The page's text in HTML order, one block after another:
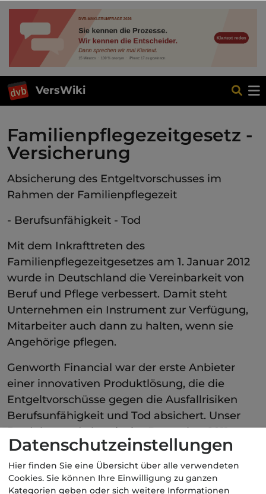
VersWiki
Familienpflegezeitgesetz -
Versicherung
Absicherung des Entgeltvorschusses im
Rahmen der Familienpflegezeit
- Berufsunfähigkeit - Tod
Mit dem Inkrafttreten des
Familienpflegezeitgesetzes am 1. Januar 2012
wurde in Deutschland die Vereinbarkeit von
Beruf und Pflege verbessert. Damit steht
Unternehmen ein Instrument zur Verfügung,
Mitarbeiter auch dann zu halten, wenn sie
Angehörige pflegen.
Genworth Financial war der erste Anbieter
einer innovativen Produktlösung, die die
Entgeltvorschüsse gegen die Ausfallrisiken
Berufsunfähigkeit und Tod absichert. Unser
Produkt wurde bereits im Dezember 2011 vom
BAFzA zertifiziert.[1]
Kategorie: Arbeitskraftabsicherung
Datenschutzeinstellungen
Hier finden Sie eine Übersicht über alle verwendeten
Cookies. Sie können Ihre Einwilligung zu ganzen
Kategorien geben oder sich weitere Informationen